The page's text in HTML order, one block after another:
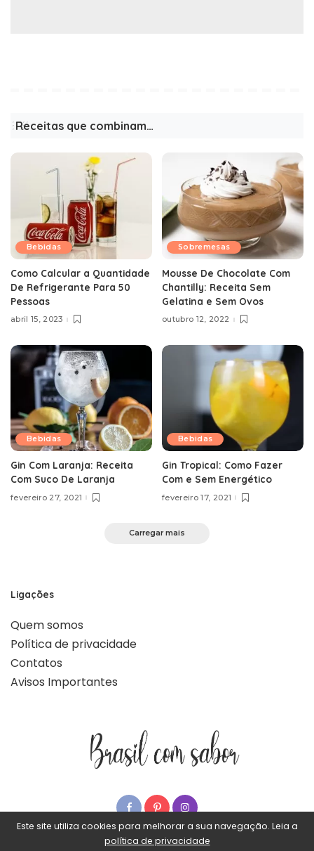
Receitas que combinam…
Bebidas
Como Calcular a Quantidade
De Refrigerante Para 50
Pessoas
abril 15, 2023
Sobremesas
Mousse De Chocolate Com
Chantilly: Receita Sem
Gelatina e Sem Ovos
outubro 12, 2022
Bebidas
Gin Com Laranja: Receita
Com Suco De Laranja
fevereiro 27, 2021
Bebidas
Gin Tropical: Como Fazer
Com e Sem Energético
fevereiro 17, 2021
Carregar mais
Ligações
Quem somos
Política de privacidade
Contatos
Avisos Importantes
Este site utiliza cookies para melhorar a sua navegação. Leia a
política de privacidade